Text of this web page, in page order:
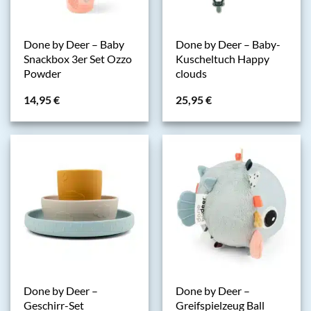
Done by Deer – Baby
Snackbox 3er Set Ozzo
Powder
14,95€
Done by Deer – Baby-
Kuscheltuch Happy
clouds
25,95€
Done by Deer –
Geschirr-Set
Done by Deer –
Greifspielzeug Ball